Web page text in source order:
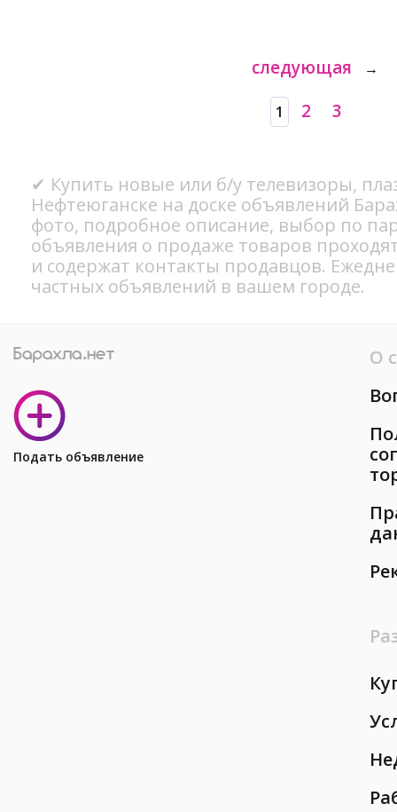
следующая →
1 2 3
✔ Купить новые или б/у телевизоры,
Нефтеюганске на доске объявлений
фото, подробное описание, выбор по
объявления о продаже товаров
и содержат контакты продавцов.
частных объявлений в вашем городе.
Подать объявление
О